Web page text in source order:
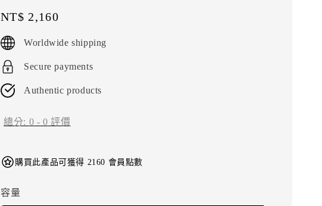
Regular
price
NT$ 2,160
Worldwide shipping
Secure payments
Authentic products
總分: 0 -0 評價
購買此產品可獲得 2160 會員點數
容量